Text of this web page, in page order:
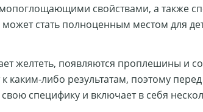
свойствами, а также
стать полноценным местом для
желтеть, появляются проплешины и
либо результатам, поэтому
специфику и включает в себя